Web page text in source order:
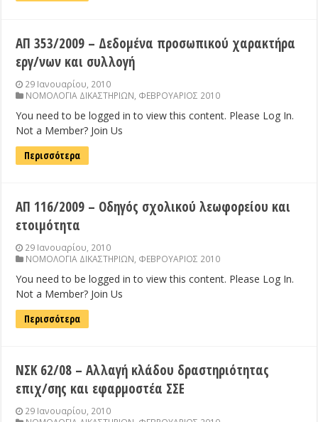
ΑΠ 353/2009 – Δεδομένα προσωπικού χαρακτήρα
εργ/νων και συλλογή
29 Ιανουαρίου, 2010
ΝΟΜΟΛΟΓΙΑ ΔΙΚΑΣΤΗΡΙΩΝ, ΦΕΒΡΟΥΑΡΙΟΣ 2010
You need to be logged in to view this content. Please Log In.
Not a Member? Join Us
Περισσότερα
ΑΠ 116/2009 – Οδηγός σχολικού λεωφορείου και
ετοιμότητα
29 Ιανουαρίου, 2010
ΝΟΜΟΛΟΓΙΑ ΔΙΚΑΣΤΗΡΙΩΝ, ΦΕΒΡΟΥΑΡΙΟΣ 2010
You need to be logged in to view this content. Please Log In.
Not a Member? Join Us
Περισσότερα
ΝΣΚ 62/08 – Αλλαγή κλάδου δραστηριότητας
επιχ/σης και εφαρμοστέα ΣΣΕ
29 Ιανουαρίου, 2010